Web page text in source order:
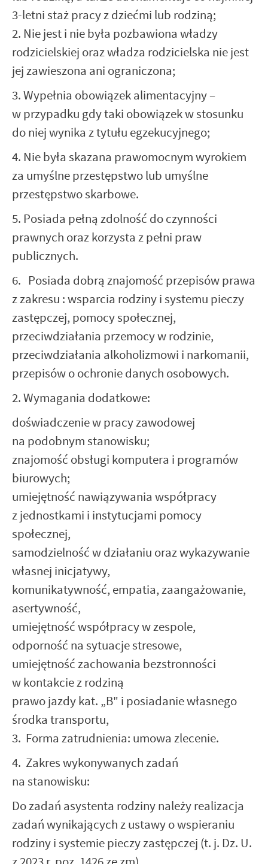
3-letni staż pracy z dziećmi lub rodziną;
2. Nie jest i nie była pozbawiona władzy
rodzicielskiej oraz władza rodzicielska nie jest
jej zawieszona ani ograniczona;
3. Wypełnia obowiązek alimentacyjny –
w przypadku gdy taki obowiązek w stosunku
do niej wynika z tytułu egzekucyjnego;
4. Nie była skazana prawomocnym wyrokiem
za umyślne przestępstwo lub umyślne
przestępstwo skarbowe.
5. Posiada pełną zdolność do czynności
prawnych oraz korzysta z pełni praw
publicznych.
6. Posiada dobrą znajomość przepisów prawa
z zakresu : wsparcia rodziny i systemu pieczy
zastępczej, pomocy społecznej,
przeciwdziałania przemocy w rodzinie,
przeciwdziałania alkoholizmowi i narkomanii,
przepisów o ochronie danych osobowych.
2. Wymagania dodatkowe:
doświadczenie w pracy zawodowej
na podobnym stanowisku;
znajomość obsługi komputera i programów
biurowych;
umiejętność nawiązywania współpracy
z jednostkami i instytucjami pomocy
społecznej,
samodzielność w działaniu oraz wykazywanie
własnej inicjatywy,
komunikatywność, empatia, zaangażowanie,
asertywność,
umiejętność współpracy w zespole,
odporność na sytuacje stresowe,
umiejętność zachowania bezstronności
w kontakcie z rodziną
prawo jazdy kat. „B" i posiadanie własnego
środka transportu,
3. Forma zatrudnienia: umowa zlecenie.
4. Zakres wykonywanych zadań
na stanowisku:
Do zadań asystenta rodziny należy realizacja
zadań wynikających z ustawy o wspieraniu
rodziny i systemie pieczy zastępczej (t. j. Dz. U.